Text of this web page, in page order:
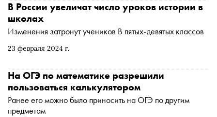
23 февраля 2024 г.
В России увеличат число уроков истории в
школах
Изменения затронут учеников В пятых-девятых классов
На ОГЭ по математике разрешили
пользоваться калькулятором
Ранее его можно было приносить на ОГЭ по другим
предметам